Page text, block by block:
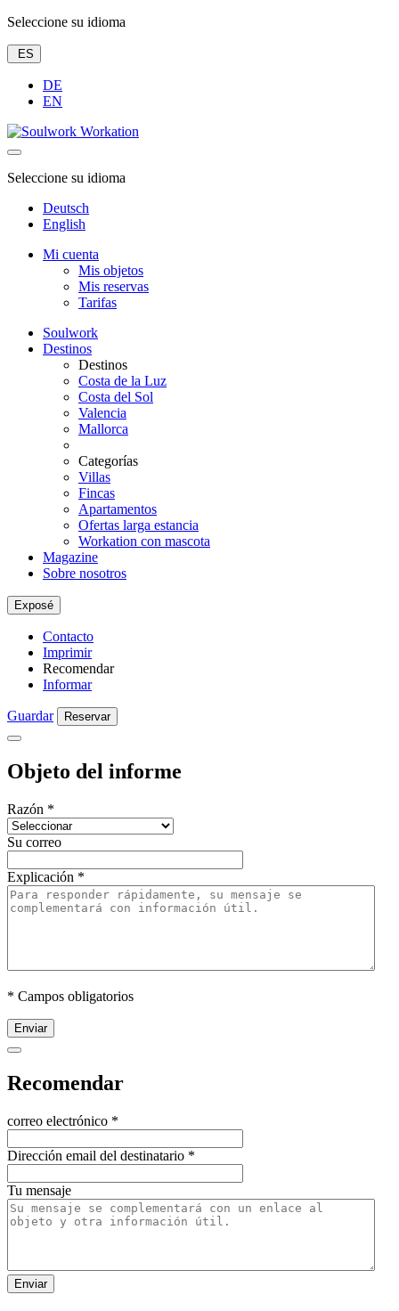
Seleccione su idioma
ES
DE
EN
Seleccione su idioma
Deutsch
English
Mi cuenta
Mis objetos
Mis reservas
Tarifas
Soulwork
Destinos
Destinos
Costa de la Luz
Costa del Sol
Valencia
Mallorca
Categorías
Villas
Fincas
Apartamentos
Ofertas larga estancia
Workation con mascota
Magazine
Sobre nosotros
Exposé
Contacto
Imprimir
Recomendar
Informar
Guardar Reservar
Objeto del informe
Razón *
Su correo
Explicación *
* Campos obligatorios
Enviar
Recomendar
correo electrónico *
Dirección email del destinatario *
Tu mensaje
Enviar